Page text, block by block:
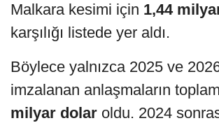
Malkara kesimi için 1,44
karşılığı listede yer aldı.
Böylece yalnızca 2025 ve
imzalanan anlaşmaların
milyar dolar oldu. 2024